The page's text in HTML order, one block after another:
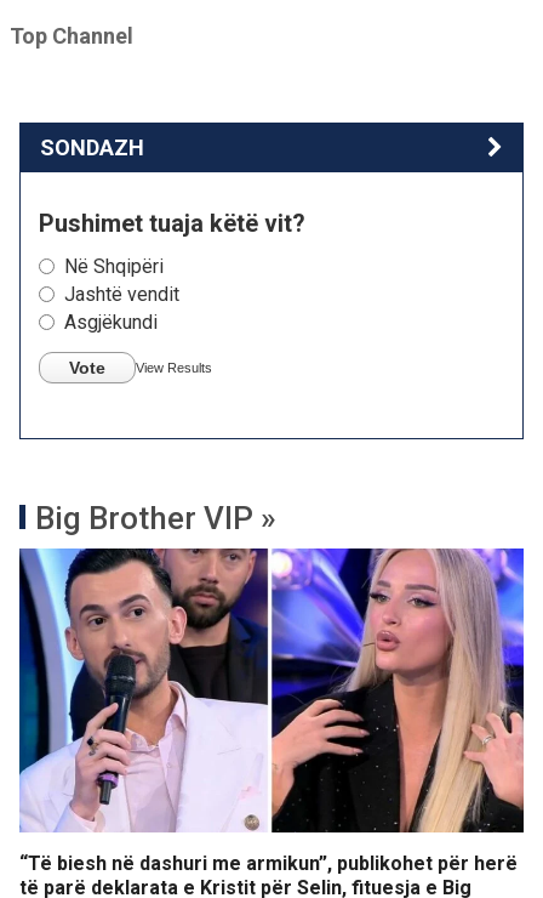
Top Channel
SONDAZH
Pushimet tuaja këtë vit?
Në Shqipëri
Jashtë vendit
Asgjëkundi
Vote View Results
Big Brother VIP »
“Të biesh në dashuri me armikun”, publikohet për herë
të parë deklarata e Kristit për Selin, fituesja e Big